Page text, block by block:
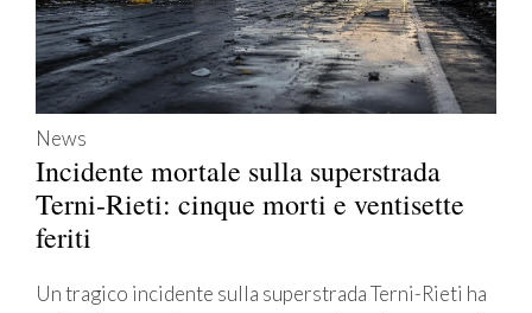
News
Incidente mortale sulla superstrada
Terni-Rieti: cinque morti e ventisette
feriti
Un tragico incidente sulla superstrada Terni-Rieti ha